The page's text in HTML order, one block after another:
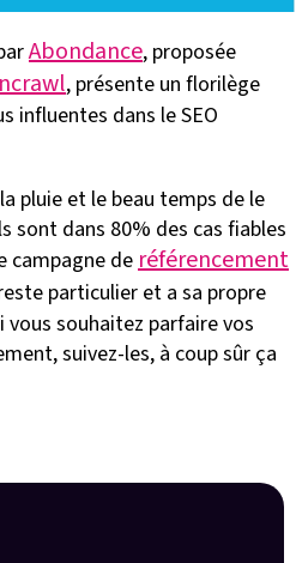
Abondance, proposée
, présente un florilège
influentes dans le SEO
pluie et le beau temps de le
sont dans 80% des cas fiables
campagne de référencement
particulier et a sa propre
souhaitez parfaire vos
suivez-les, à coup sûr ça